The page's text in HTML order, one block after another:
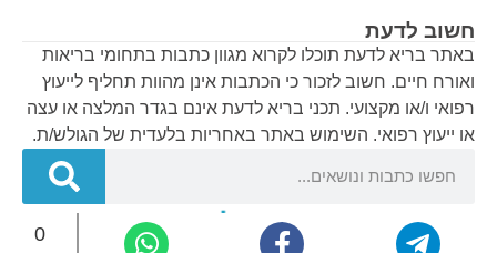
0
חשוב לדעת
באתר בריא לדעת תוכלו לקרוא מגוון כתבות בתחומי בריאות
ואורח חיים. חשוב לזכור כי הכתבות אינן מהוות תחליף לייעוץ
רפואי ו/או מקצועי. תכני בריא לדעת אינם בגדר המלצה או עצה
או ייעוץ רפואי. השימוש באתר באחריות בלעדית של הגולש/ת.